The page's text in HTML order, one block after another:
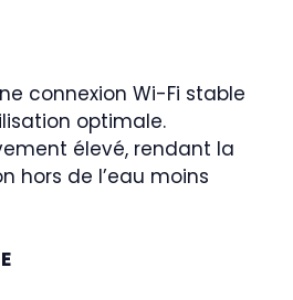
connexion Wi-Fi stable
optimale.
élevé, rendant la
hors de l’eau moins